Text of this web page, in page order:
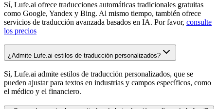
Sí, Lufe.ai ofrece traducciones automáticas tradicionales gratuitas
como Google, Yandex y Bing. Al mismo tiempo, también ofrece
servicios de traducción avanzada basados en IA. Por favor, consulte
los precios
¿Admite Lufe.ai estilos de traducción personalizados?
Sí, Lufe.ai admite estilos de traducción personalizados, que se
pueden ajustar para textos en industrias y campos específicos, como
el médico y el financiero.